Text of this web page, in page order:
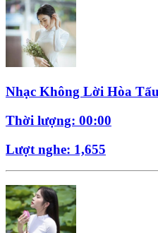
Nhạc Không Lời Hòa
Thời lượng: 00:00
Lượt nghe: 1,655